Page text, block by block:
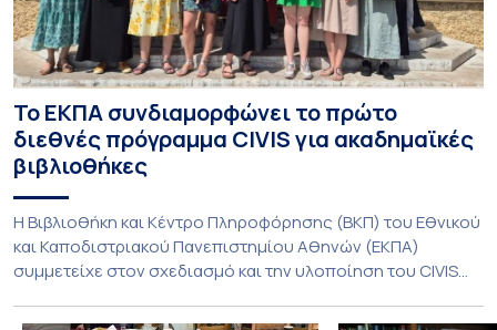
Το ΕΚΠΑ συνδιαμορφώνει το πρώτο
διεθνές πρόγραμμα CIVIS για ακαδημαϊκές
βιβλιοθήκες
Η Βιβλιοθήκη και Κέντρο Πληροφόρησης (ΒΚΠ) του Εθνικού
και Καποδιστριακού Πανεπιστημίου Αθηνών (ΕΚΠΑ)
συμμετείχε στον σχεδιασμό και την υλοποίηση του CIVIS
Libraries and Participatory Culture” (IMOTION), το οποίο